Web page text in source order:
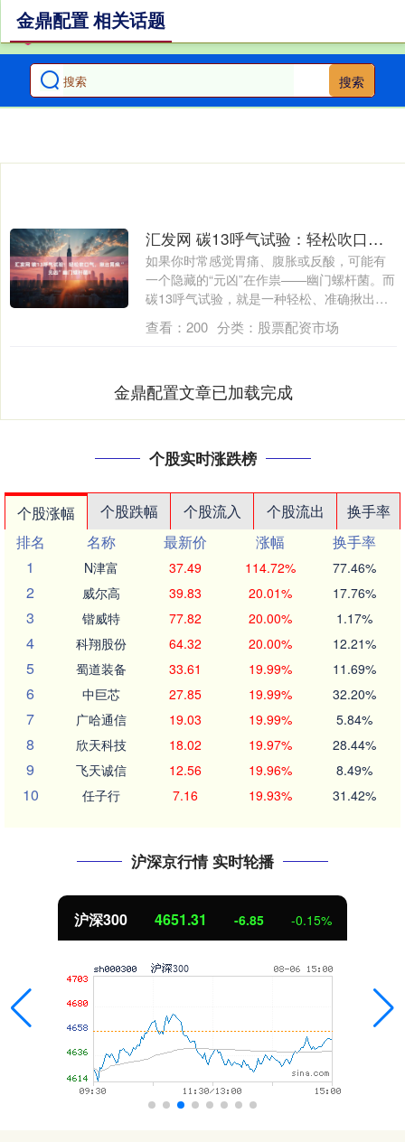
搜索
金鼎配置 相关话题
汇发网 碳13呼气试验：轻松吹口气，揪出胃病“元凶”幽门螺杆菌！
如果你时常感觉胃痛、腹胀或反酸，可能有
一个隐藏的“元凶”在作祟——幽门螺杆菌。而
碳13呼气试验，就是一种轻松、准确揪出
它....
查看： 200 分类： 股票配资市场
金鼎配置文章已加载完成
个股实时涨跌榜
个股涨幅 个股跌幅 个股流入 个股流出
换手率
排名
名称 最新价 涨幅
换手率
1
N津富 37.49 114.72% 77.46%
2 威尔高 39.83 20.01% 17.76%
3 锴威特 77.82 20.00% 1.17%
4 科翔股份 64.32 20.00% 12.21%
5 蜀道装备 33.61 19.99% 11.69%
6 中巨芯 27.85 19.99% 32.20%
7 广哈通信 19.03 19.99% 5.84%
8 欣天科技 18.02 19.97% 28.44%
9 飞天诚信 12.56 19.96% 8.49%
10 任子行 7.16 19.93% 31.42%
沪深京行情 实时轮播
沪深300 4651.31 -6.85 -0.15%